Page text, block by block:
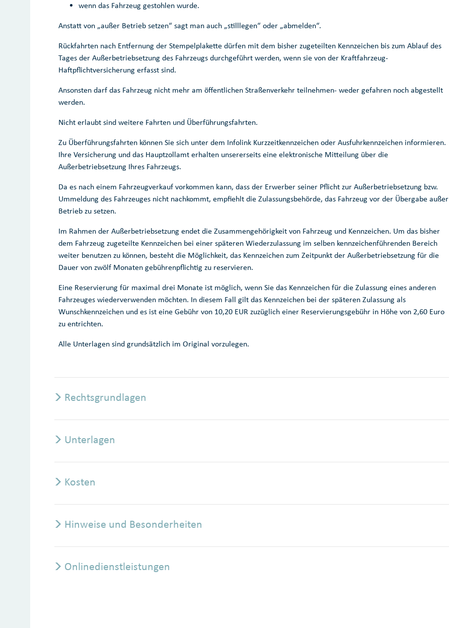
wenn das Fahrzeug gestohlen wurde.
Anstatt von „außer Betrieb setzen“ sagt man auch „stilllegen“ oder „abmelden“.
Rückfahrten nach Entfernung der Stempelplakette dürfen mit dem bisher zugeteilten Kennzeichen bis zum Ablauf des
Tages der Außerbetriebsetzung des Fahrzeugs durchgeführt werden, wenn sie von der Kraftfahrzeug-
Haftpflichtversicherung erfasst sind.
Ansonsten darf das Fahrzeug nicht mehr am öffentlichen Straßenverkehr teilnehmen- weder gefahren noch abgestellt
werden.
Nicht erlaubt sind weitere Fahrten und Überführungsfahrten.
Zu Überführungsfahrten können Sie sich unter dem Infolink Kurzzeitkennzeichen oder Ausfuhrkennzeichen informieren.
Ihre Versicherung und das Hauptzollamt erhalten unsererseits eine elektronische Mitteilung über die
Außerbetriebsetzung Ihres Fahrzeugs.
Da es nach einem Fahrzeugverkauf vorkommen kann, dass der Erwerber seiner Pflicht zur Außerbetriebsetzung bzw.
Ummeldung des Fahrzeuges nicht nachkommt, empfiehlt die Zulassungsbehörde, das Fahrzeug vor der Übergabe außer
Betrieb zu setzen.
Im Rahmen der Außerbetriebsetzung endet die Zusammengehörigkeit von Fahrzeug und Kennzeichen. Um das bisher
dem Fahrzeug zugeteilte Kennzeichen bei einer späteren Wiederzulassung im selben kennzeichenführenden Bereich
weiter benutzen zu können, besteht die Möglichkeit, das Kennzeichen zum Zeitpunkt der Außerbetriebsetzung für die
Dauer von zwölf Monaten gebührenpflichtig zu reservieren.
Eine Reservierung für maximal drei Monate ist möglich, wenn Sie das Kennzeichen für die Zulassung eines anderen
Fahrzeuges wiederverwenden möchten. In diesem Fall gilt das Kennzeichen bei der späteren Zulassung als
Wunschkennzeichen und es ist eine Gebühr von 10,20 EUR zuzüglich einer Reservierungsgebühr in Höhe von 2,60 Euro
zu entrichten.
Alle Unterlagen sind grundsätzlich im Original vorzulegen.
Rechtsgrundlagen
Unterlagen
Kosten
Hinweise und Besonderheiten
Onlinedienstleistungen